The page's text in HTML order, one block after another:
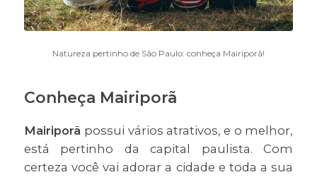
Natureza pertinho de São Paulo: conheça Mairiporã!
Conheça Mairiporã
Mairiporã possui vários atrativos, e o melhor,
está pertinho da capital paulista. Com
certeza você vai adorar a cidade e toda a sua